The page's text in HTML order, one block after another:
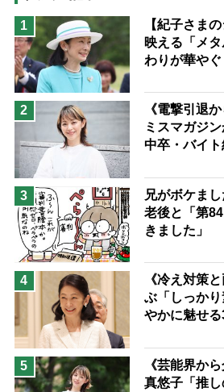
息子の遠距離介護サバイバル術
兄がボケました
便利なサービス
予防法
1
【紀子さま
映える「メ
わりが華や
2
《電撃引退
ミスマガジ
中卒・バイ
ながら自分
3
兄がボケま
老後と「第
きました」
4
《冷え対策
ぶ「しっか
やかに魅せ
5
《芸能界か
真悠子「推